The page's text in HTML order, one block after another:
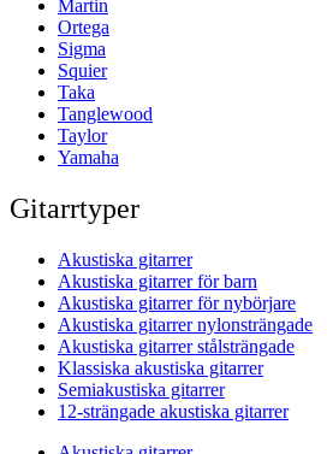
Martin
Ortega
Sigma
Squier
Taka
Tanglewood
Taylor
Yamaha
Gitarrtyper
Akustiska gitarrer
Akustiska gitarrer för barn
Akustiska gitarrer för nybörjare
Akustiska gitarrer nylonsträngade
Akustiska gitarrer stålsträngade
Klassiska akustiska gitarrer
Semiakustiska gitarrer
12-strängade akustiska gitarrer